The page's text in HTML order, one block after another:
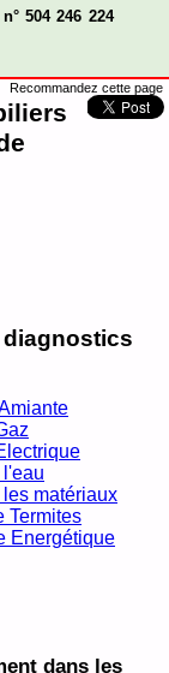
n° 504 246 224
Recommandez cette page
matériaux
Termites
Energétique
dans les